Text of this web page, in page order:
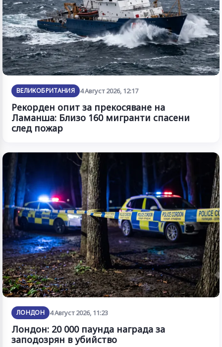
ВЕЛИКОБРИТАНИЯ 4 Август 2026, 12:17
Рекорден опит за прекосяване на
Ламанша: Близо 160 мигранти спасени
след пожар
ЛОНДОН 4 Август 2026, 11:23
Лондон: 20 000 паунда награда за
заподозрян в убийство